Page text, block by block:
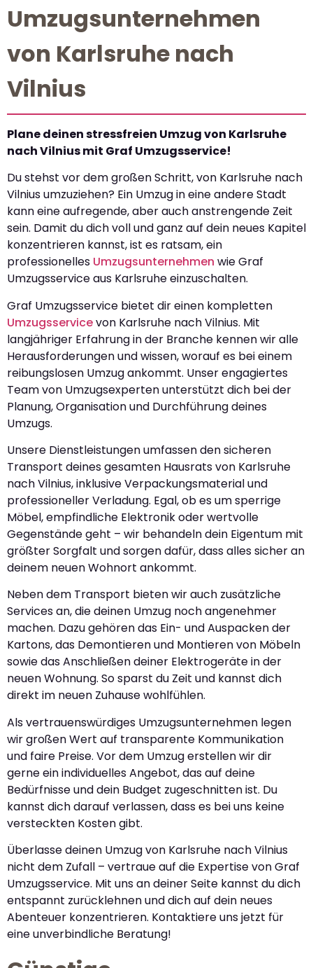
Umzugsunternehmen
von Karlsruhe nach
Vilnius
Plane deinen stressfreien Umzug von Karlsruhe
nach Vilnius mit Graf Umzugsservice!
Du stehst vor dem großen Schritt, von Karlsruhe nach
Vilnius umzuziehen? Ein Umzug in eine andere Stadt
kann eine aufregende, aber auch anstrengende Zeit
sein. Damit du dich voll und ganz auf dein neues Kapitel
konzentrieren kannst, ist es ratsam, ein
professionelles Umzugsunternehmen wie Graf
Umzugsservice aus Karlsruhe einzuschalten.
Graf Umzugsservice bietet dir einen kompletten
Umzugsservicevon Karlsruhe nach Vilnius. Mit
langjähriger Erfahrung in der Branche kennen wir alle
Herausforderungen und wissen, worauf es bei einem
reibungslosen Umzug ankommt. Unser engagiertes
Team von Umzugsexperten unterstützt dich bei der
Planung, Organisation und Durchführung deines
Umzugs.
Unsere Dienstleistungen umfassen den sicheren
Transport deines gesamten Hausrats von Karlsruhe
nach Vilnius, inklusive Verpackungsmaterial und
professioneller Verladung. Egal, ob es um sperrige
Möbel, empfindliche Elektronik oder wertvolle
Gegenstände geht – wir behandeln dein Eigentum mit
größter Sorgfalt und sorgen dafür, dass alles sicher an
deinem neuen Wohnort ankommt.
Neben dem Transport bieten wir auch zusätzliche
Services an, die deinen Umzug noch angenehmer
machen. Dazu gehören das Ein- und Auspacken der
Kartons, das Demontieren und Montieren von Möbeln
sowie das Anschließen deiner Elektrogeräte in der
neuen Wohnung. So sparst du Zeit und kannst dich
direkt im neuen Zuhause wohlfühlen.
Als vertrauenswürdiges Umzugsunternehmen legen
wir großen Wert auf transparente Kommunikation
und faire Preise. Vor dem Umzug erstellen wir dir
gerne ein individuelles Angebot, das auf deine
Bedürfnisse und dein Budget zugeschnitten ist. Du
kannst dich darauf verlassen, dass es bei uns keine
versteckten Kosten gibt.
Überlasse deinen Umzug von Karlsruhe nach Vilnius
nicht dem Zufall – vertraue auf die Expertise von Graf
Umzugsservice. Mit uns an deiner Seite kannst du dich
entspannt zurücklehnen und dich auf dein neues
Abenteuer konzentrieren. Kontaktiere uns jetzt für
eine unverbindliche Beratung!